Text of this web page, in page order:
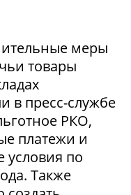
меры
товары
в пресс-службе
РКО,
платежи и
условия по
Также